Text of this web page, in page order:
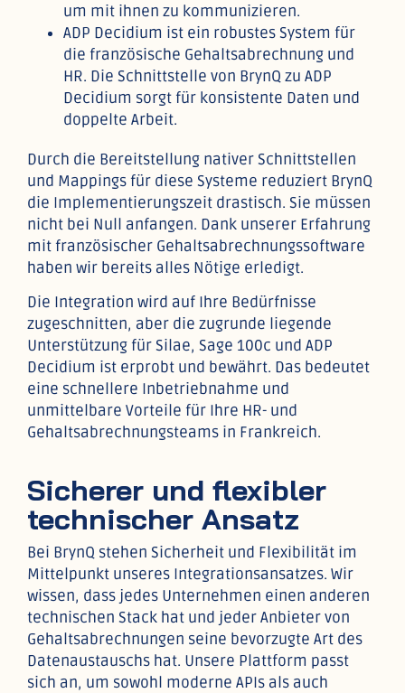
um mit ihnen zu kommunizieren.
ADP Decidium ist ein robustes System für
die französische Gehaltsabrechnung und
HR. Die Schnittstelle von BrynQ zu ADP
Decidium sorgt für konsistente Daten und
doppelte Arbeit.
Durch die Bereitstellung nativer Schnittstellen
und Mappings für diese Systeme reduziert BrynQ
die Implementierungszeit drastisch. Sie müssen
nicht bei Null anfangen. Dank unserer Erfahrung
mit französischer Gehaltsabrechnungssoftware
haben wir bereits alles Nötige erledigt.
Die Integration wird auf Ihre Bedürfnisse
zugeschnitten, aber die zugrunde liegende
Unterstützung für Silae, Sage 100c und ADP
Decidium ist erprobt und bewährt. Das bedeutet
eine schnellere Inbetriebnahme und
unmittelbare Vorteile für Ihre HR- und
Gehaltsabrechnungsteams in Frankreich.
Sicherer und flexibler
technischer Ansatz
Bei BrynQ stehen Sicherheit und Flexibilität im
Mittelpunkt unseres Integrationsansatzes. Wir
wissen, dass jedes Unternehmen einen anderen
technischen Stack hat und jeder Anbieter von
Gehaltsabrechnungen seine bevorzugte Art des
Datenaustauschs hat. Unsere Plattform passt
sich an, um sowohl moderne APIs als auch